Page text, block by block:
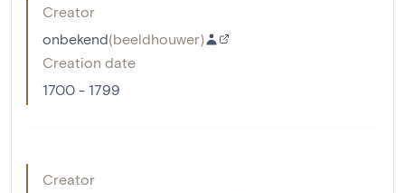
Creator
onbekend(beeldhouwer)
Creation date
1700 - 1799
Creator